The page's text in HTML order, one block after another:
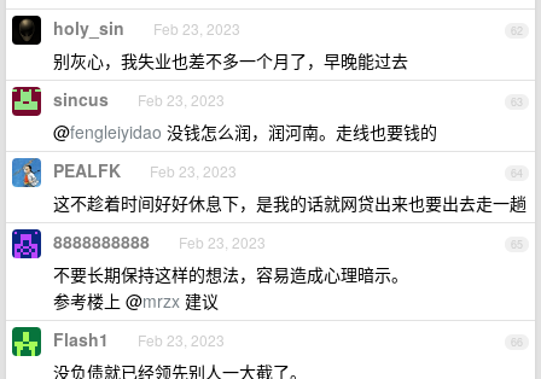
62
holy_sin Feb 23, 2023
别灰心，我失业也差不多一个月了，早晚能过去
63
sincus Feb 23, 2023
@fengleiyidao 没钱怎么润，润河南。走线也要钱的
64
PEALFK Feb 23, 2023
这不趁着时间好好休息下，是我的话就网贷出来也要出去走一趟
65
8888888888 Feb 23, 2023
不要长期保持这样的想法，容易造成心理暗示。
参考楼上 @mrzx 建议
66
Flash1 Feb 23, 2023
没负债就已经领先别人一大截了。